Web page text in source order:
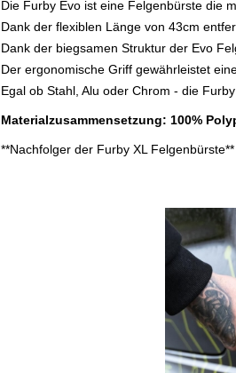
Die Furby Evo ist eine Felgenbürste die
Dank der flexiblen Länge von 43cm
Dank der biegsamen Struktur der Evo
Der ergonomische Griff gewährleistet
Egal ob Stahl, Alu oder Chrom - die
Materialzusammensetzung: 100%
**Nachfolger der Furby XL Felgenbürste**